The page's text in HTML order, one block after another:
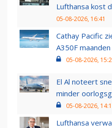
Lufthansa kost
05-08-2026, 16:41
Cathay Pacific
A350F
05-08-2026,
El Al noteert
minder
05-08-2026,
Lufthansa